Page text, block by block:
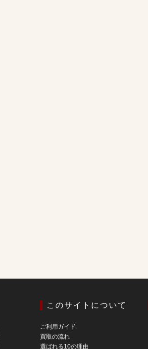
このサイトについて
ご利用ガイド
買取の流れ
選ばれる10の理由